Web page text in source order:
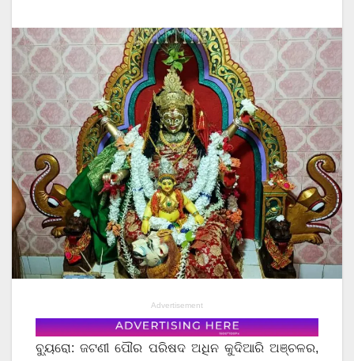
Advertisement
ବ୍ୟୁରୋ: ଜଟଣୀ ପୌର ପରିଷଦ ଅଧିନ କୁଦିଆରି ଅଞ୍ଚଳର,